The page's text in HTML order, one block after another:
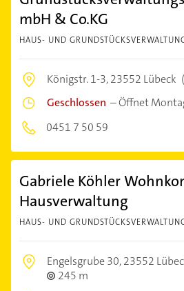
mbH & Co.KG
HAUS- UND
Königstr. 1-3,23552 Lübeck
Geschlossen –Öffnet
0451 7 50 59
Gabriele Köhler
Hausverwaltung
HAUS- UND
Engelsgrube 30,23552
245 m